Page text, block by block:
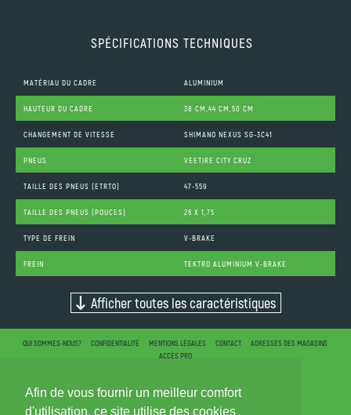
Afin de vous fournir un meilleur comfort
d'utilisation, ce site utilise des cookies
SPÉCIFICATIONS TECHNIQUES
MATÉRIAU DU CADRE ALUMINIUM
HAUTEUR DU CADRE 38 CM,44 CM,50 CM
CHANGEMENT DE VITESSE SHIMANO NEXUS SG-3C41
PNEUS VEETIRE CITY CRUZ
TAILLE DES PNEUS (ETRTO) 47-559
TAILLE DES PNEUS (POUCES) 26 X 1,75
TYPE DE FREIN V-BRAKE
FREIN TEKTRO ALUMINIUM V-BRAKE
Afficher toutes les caractéristiques
QUI SOMMES-NOUS? CONFIDENTIALITÉ MENTIONS LÉGALES CONTACT
ADRESSES DES MAGASINS
ACCÈS PRO